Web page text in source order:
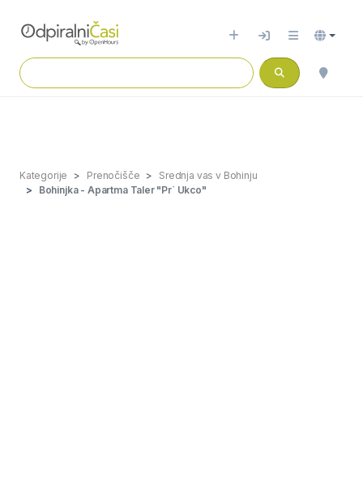
Kategorije Prenočišče
Srednja vas v Bohinju
Bohinjka - Apartma Taler "Pr` Ukco"